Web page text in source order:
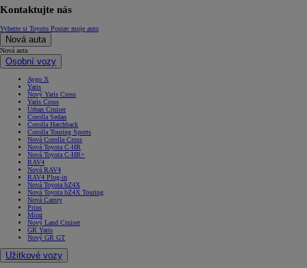
Kontaktujte nás
Vyberte si Toyotu Postav moje auto
Nová auta
Nová auta
Osobní vozy
Aygo X
Yaris
Nový Yaris Cross
Yaris Cross
Urban Cruiser
Corolla Sedan
Corolla Hatchback
Corolla Touring Sports
Nová Corolla Cross
Nová Toyota C-HR
Nová Toyota C-HR+
RAV4
Nová RAV4
RAV4 Plug-in
Nová Toyota bZ4X
Nová Toyota bZ4X Touring
Nová Camry
Prius
Mirai
Nový Land Cruiser
GR Yaris
Nový GR GT
Užitkové vozy